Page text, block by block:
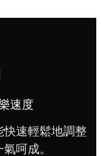
速度
速輕鬆地調整
呵成。